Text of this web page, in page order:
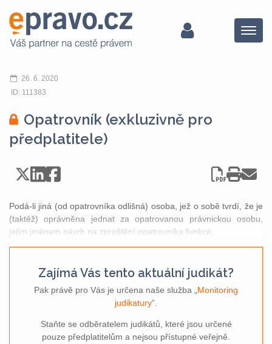
Menu
26. 6. 2020
ID: 111383
Opatrovník (exkluzivně pro
předplatitele)
Podá-li jiná (od opatrovníka odlišná) osoba, jež o sobě tvrdí, že je
(taktéž) oprávněna jednat za opatrovanou právnickou osobu,
jejím jménem návrh na zproštění opatrovníka funkce,
Zajímá Vás tento aktuální judikát?
Pak právě pro Vás je určena naše služba „ Monitoring
judikatury“.
Staňte se odběratelem judikátů, které jsou určené
pouze předplatitelům a nejsou přístupné veřejně.